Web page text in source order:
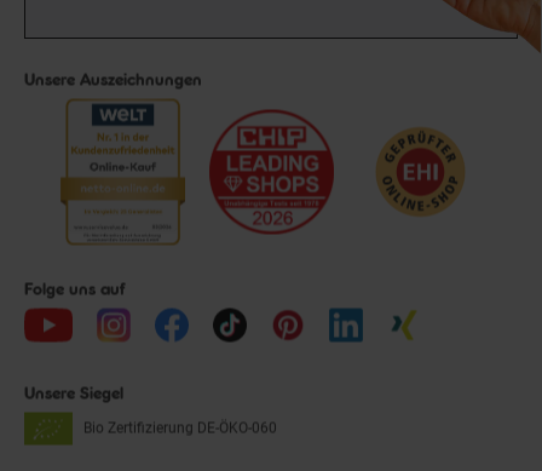
Unsere Auszeichnungen
Folge uns auf
Unsere Siegel
Bio Zertifizierung DE-ÖKO-060